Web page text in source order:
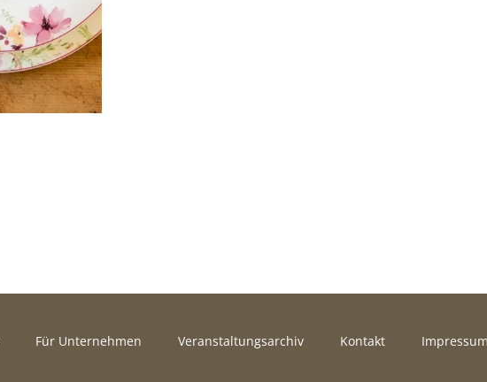
Für Unternehmen Veranstaltungsarchiv Kontakt Impressum